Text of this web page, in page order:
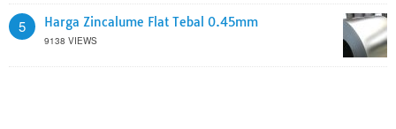
5 Harga Zincalume Flat Tebal 0.45mm
9138 VIEWS